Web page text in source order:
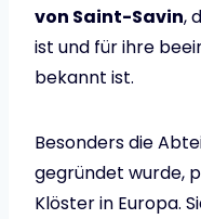
von Saint-Savin,
ist und für ihre
bekannt ist.
Besonders die
gegründet wurde,
Klöster in Europa.